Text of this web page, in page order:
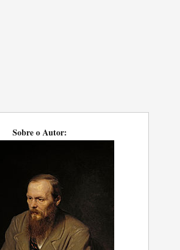
Sobre o Autor: